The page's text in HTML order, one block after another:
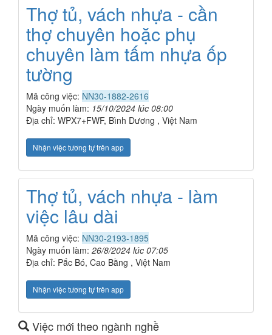
Thợ tủ, vách nhựa - cần
thợ chuyên hoặc phụ
chuyên làm tấm nhựa ốp
tường
Mã công việc: NN30-1882-2616
Ngày muốn làm: 15/10/2024 lúc 08:00
Địa chỉ: WPX7+FWF, Bình Dương , Việt Nam
Nhận việc tương tự trên app
Thợ tủ, vách nhựa - làm
việc lâu dài
Mã công việc: NN30-2193-1895
Ngày muốn làm: 26/8/2024 lúc 07:05
Địa chỉ: Pắc Bó, Cao Bằng , Việt Nam
Nhận việc tương tự trên app
Việc mới theo ngành nghề